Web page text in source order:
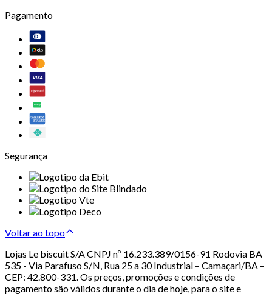
Pagamento
Segurança
Voltar ao topo
Lojas Le biscuit S/A CNPJ nº 16.233.389/0156-91 Rodovia BA
535 - Via Parafuso S/N, Rua 25 a 30 Industrial – Camaçari/BA –
CEP: 42.800-331. Os preços, promoções e condições de
pagamento são válidos durante o dia de hoje, para o site e